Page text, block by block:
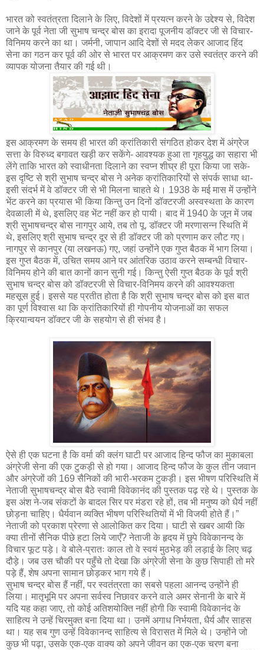
भारत को स्वतंत्रता दिलाने के लिए, विदेशों में प्रयत्न करने के उद्देश्य से, विदेश
जाने के पूर्व नेता जी सुभाष चन्द्र बोस का इरादा पूजनीय डॉक्टर जी से विचार-
विनिमय करने का था। जर्मनी, जापान आदि देशों से मदद लेकर आजाद हिंद
सेना का गठन कर पूर्व की ओर से भारत पर आक्रमण कर उसे स्वतंत्र करने की
व्यापक योजना तैयार की गई थी।
इस आक्रमण के समय ही भारत की क्रांतिकारी संगठित होकर देश में अंग्रेज
सत्ता के विरुध्द बगावत खड़ी कर सकेंगे- आवश्यक हुआ ता गृहयुद्ध का सहारा भी
लेंगे ताकि भारत को स्वाधीनता दिलाने का स्वप्न शीघ्र ही पूरा किया जा सके-
इस दृष्टि से श्री सुभाष चन्द्र बोस ने अनेक क्रांतिकारियों से संपर्क साधा था-
इसी संदर्भ में वे डॉक्टर जी से भी मिलना चाहते थे। 1938 के मई मास में उन्होंने
भेंट करने का प्रयास भी किया किन्तु उन दिनों डॉक्टरजी अस्वस्थता के कारण
देवळाली में थे, इसलिए वह भेंट नहीं कर हो पायी। बाद में 1940 के जून में जब
श्री सुभाषचन्द्र बोस नागपुर आये, तब तो पू. डॉक्टर जी मरणासन्न स्थिति में
थे, इसलिए श्री सुभाष चन्द्र दूर से ही डॉक्टर जी को प्रणाम कर लौट गए।
नागपुर से कानपुर (या लखनऊ) गए, जहां उन्होंने एक गुप्त बैठक में भाग लिया।
इस गुप्त बैठक में, उचित समय आने पर आंतरिक उठाव करने सम्बन्धी विचार-
विनिमय होने की बात कानों कान सुनी गई। किन्तु ऐसी गुप्त बैठक के पूर्व श्री
सुभाष चन्द्र बोस को डॉक्टरजी से विचार-विनिमय करने की आवश्यकता
महसूस हुई। इससे यह प्रतीत होता है कि श्री सुभाष चन्द्र बोस को इस बात
का पूर्ण विश्वास था कि क्रांतिकारियों ही गोपनीय योजनाओं का सफल
क्रियान्वयन डॉक्टर जी के सहयोग से ही संभव है।
ऐसे ही एक घटना है कि वर्मा की क्लंग घाटी पर आजाद हिन्द फौज का मुकाबला
अंग्रेजी सेना की एक टुकड़ी से हो गया। आजाद हिन्द फौज के कुल तीन जवान
और अंग्रेजों की 169 सैनिकों की भारी-भरकम टुकड़ी। इस भीषण परिस्थिति में
नेताजी सुभाषचन्द्र बोस बैठे स्वामी विवेकानंद की पुस्तक पढ़ रहे थे। पुस्तक के
इस अंश ने-जब संकटों के बादल सिर पर मंडरा रहे हों, तब भी मनुष्य को धैर्य नहीं
छोड़ना चाहिए। धैर्यवान व्यक्ति भीषण परिस्थितियों में भी विजयी होते हैं।”
नेताजी को प्रकाश प्रेरणा से आलोकित कर दिया। घाटी से खबर आयी कि
क्या तीनों सैनिक पीछे हटा लिये जाएँ? नेताजी के हृदय में छुपे विवेकानन्द के
विचार फूट पड़े। वे बोले-प्रातः काल तो वे स्वयं मुठभेड़ की लड़ाई के लिए चढ़
दौड़े। जब उस चौकी पर पहुँचे तो देखा कि अंग्रेजी सेना के कुछ सिपाही तो मरे
पड़े हैं, शेष अपना सामान छोड़कर भाग गये हैं।
सुभाष चन्द्र बोस हैं नहीं, पर स्वतंत्रता का सबसे पहला आनन्द उन्होंने ही
लिया। मातृभूमि पर अपना सर्वस्व निछावर करने वाले अमर सेनानी के बारे में
यदि यह कहा जाए, तो कोई अतिशयोक्ति नहीं होगी कि स्वामी विवेकानंद के
साहित्य ने उन्हें चिरमुक्त बना दिया था। उनमें अगाध निर्भयता, धैर्य और साहस
था। यह सब गुण उन्हें विवेकानन्द साहित्य से विरासत में मिले थे। उन्होंने जो
कुछ भी पढ़ा, उसके एक-एक वाक्य को अपने जीवन का एक-एक चरण बना